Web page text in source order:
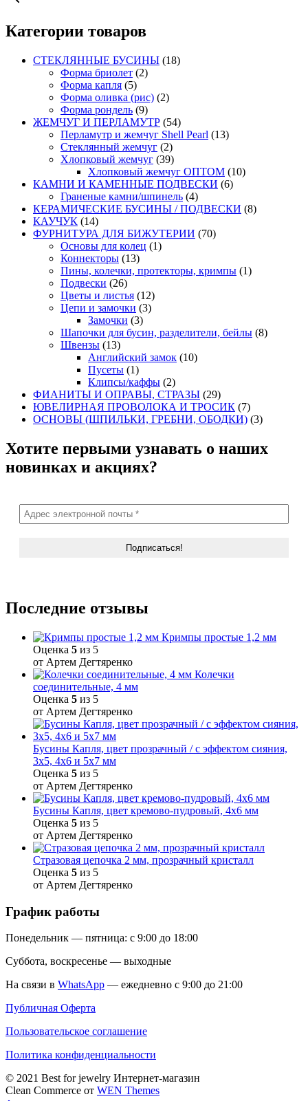
Категории товаров
СТЕКЛЯННЫЕ БУСИНЫ (18)
Форма бриолет (2)
Форма капля (5)
Форма оливка (рис) (2)
Форма рондель (9)
ЖЕМЧУГ И ПЕРЛАМУТР (54)
Перламутр и жемчуг Shell Pearl (13)
Стеклянный жемчуг (2)
Хлопковый жемчуг (39)
Хлопковый жемчуг ОПТОМ (10)
КАМНИ И КАМЕННЫЕ ПОДВЕСКИ (6)
Граненые камни/шпинель (4)
КЕРАМИЧЕСКИЕ БУСИНЫ / ПОДВЕСКИ (8)
КАУЧУК (14)
ФУРНИТУРА ДЛЯ БИЖУТЕРИИ (70)
Основы для колец (1)
Коннекторы (13)
Пины, колечки, протекторы, кримпы (1)
Подвески (26)
Цветы и листья (12)
Цепи и замочки (3)
Замочки (3)
Шапочки для бусин, разделители, бейлы (8)
Швензы (13)
Английский замок (10)
Пусеты (1)
Клипсы/каффы (2)
ФИАНИТЫ И ОПРАВЫ, СТРАЗЫ (29)
ЮВЕЛИРНАЯ ПРОВОЛОКА И ТРОСИК (7)
ОСНОВЫ (ШПИЛЬКИ, ГРЕБНИ, ОБОДКИ) (3)
Хотите первыми узнавать о наших
новинках и акциях?
Последние отзывы
Кримпы простые 1,2 мм
Оценка 5 из 5
от Артем Дегтяренко
Колечки
соединительные, 4 мм
Оценка 5 из 5
от Артем Дегтяренко
Бусины Капля, цвет прозрачный / с эффектом сияния,
3х5, 4х6 и 5х7 мм
Оценка 5 из 5
от Артем Дегтяренко
Бусины Капля, цвет кремово-пудровый, 4х6 мм
Оценка 5 из 5
от Артем Дегтяренко
Стразовая цепочка 2 мм, прозрачный кристалл
Оценка 5 из 5
от Артем Дегтяренко
График работы
Понедельник — пятница: с 9:00 до 18:00
Суббота, воскресенье — выходные
На связи в WhatsApp — ежедневно с 9:00 до 21:00
Публичная Оферта
Пользовательское соглашение
Политика конфиденциальности
© 2021 Best for jewelry Интернет-магазин
Clean Commerce от WEN Themes